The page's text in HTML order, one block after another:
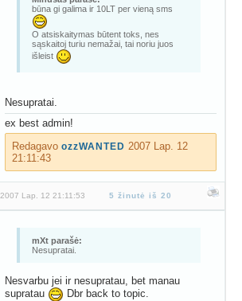
būna gi galima ir 10LT per vieną sms
O atsiskaitymas būtent toks, nes
sąskaitoj turiu nemažai, tai noriu juos
išleist
Nesupratai.
ex best admin!
Redagavo ozzWANTED 2007 Lap. 12
21:11:43
2007 Lap. 12 21:11:53 5 žinutė iš 20
mXt parašė:
Nesupratai.
Nesvarbu jei ir nesupratau, bet manau
supratau
Dbr back to topic.